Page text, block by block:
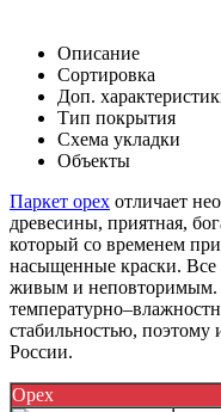
Описание
Сортировка
Доп.
Тип покрытия
Схема укладки
Объекты
Паркет орех отличает
древесины, приятная,
который со временем
насыщенные краски. Все
живым и неповторимым.
стабильностью, поэтому
России.
Орех